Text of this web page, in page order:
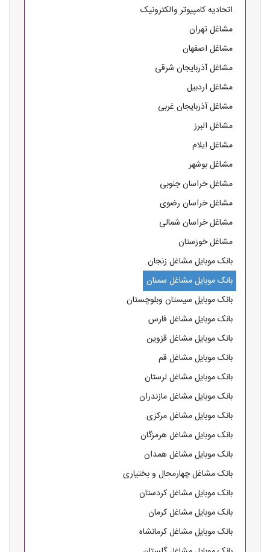
اتحادیه کامپیوتر والکترونیک
مشاغل تهران
مشاغل اصفهان
مشاغل آذربایجان شرقی
مشاغل اردبیل
مشاغل آذربایجان غربی
مشاغل البرز
مشاغل ایلام
مشاغل بوشهر
مشاغل خراسان جنوبی
مشاغل خراسان رضوی
مشاغل خراسان شمالی
مشاغل خوزستان
بانک موبایل مشاغل زنجان
بانک موبایل مشاغل سمنان
بانک موبایل سیستان وبلوچستان
بانک موبایل مشاغل فارس
بانک موبایل مشاغل قزوین
بانک موبایل مشاغل قم
بانک موبایل مشاغل لرستان
بانک موبایل مشاغل مازندران
بانک موبایل مشاغل مرکزی
بانک موبایل مشاغل هرمزگان
بانک موبایل مشاغل همدان
بانک مشاغل چهارمحال و بختیاری
بانک موبایل مشاغل کردستان
بانک موبایل مشاغل کرمان
بانک موبایل مشاغل کرمانشاه